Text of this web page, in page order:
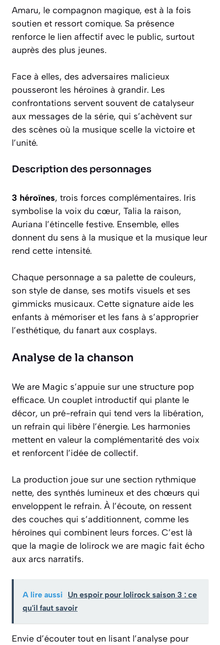
Amaru, le compagnon magique, est à la fois
soutien et ressort comique. Sa présence
renforce le lien affectif avec le public, surtout
auprès des plus jeunes.
Face à elles, des adversaires malicieux
pousseront les héroïnes à grandir. Les
confrontations servent souvent de catalyseur
aux messages de la série, qui s’achèvent sur
des scènes où la musique scelle la victoire et
l’unité.
Description des personnages
3 héroïnes, trois forces complémentaires. Iris
symbolise la voix du cœur, Talia la raison,
Auriana l’étincelle festive. Ensemble, elles
donnent du sens à la musique et la musique leur
rend cette intensité.
Chaque personnage a sa palette de couleurs,
son style de danse, ses motifs visuels et ses
gimmicks musicaux. Cette signature aide les
enfants à mémoriser et les fans à s’approprier
l’esthétique, du fanart aux cosplays.
Analyse de la chanson
We are Magic s’appuie sur une structure pop
efficace. Un couplet introductif qui plante le
décor, un pré-refrain qui tend vers la libération,
un refrain qui libère l’énergie. Les harmonies
mettent en valeur la complémentarité des voix
et renforcent l’idée de collectif.
La production joue sur une section rythmique
nette, des synthés lumineux et des chœurs qui
enveloppent le refrain. À l’écoute, on ressent
des couches qui s’additionnent, comme les
héroïnes qui combinent leurs forces. C’est là
que la magie de lolirock we are magic fait écho
aux arcs narratifs.
A lire aussi
Un espoir pour lolirock saison 3 : ce
qu'il faut savoir
Envie d’écouter tout en lisant l’analyse pour